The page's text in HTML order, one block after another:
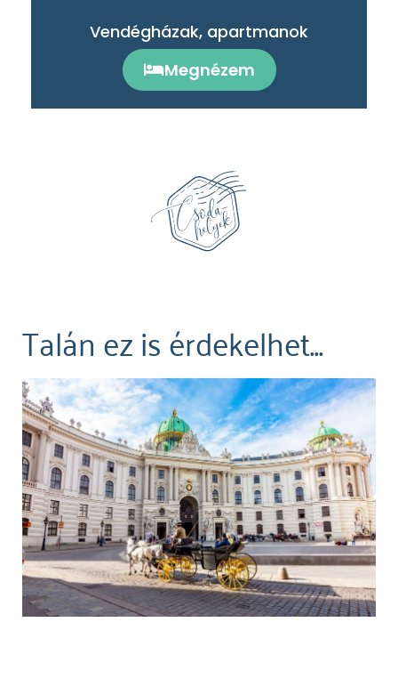
Vendégházak, apartmanok
Megnézem
Talán ez is érdekelhet...